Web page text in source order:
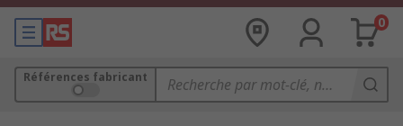
0
Références fabricant